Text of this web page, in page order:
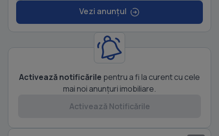
Vezi anunțul
Activează notificările pentru a fi la curent cu cele
mai noi anunțuri imobiliare.
Activează Notificările